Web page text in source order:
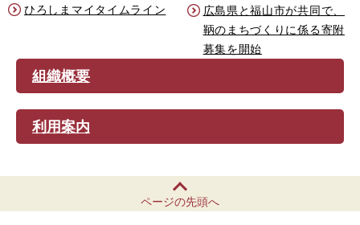
ひろしまマイタイムライン
広島県と福山市が共同で、
鞆のまちづくりに係る寄附
募集を開始
組織概要
利用案内
ページの先頭へ